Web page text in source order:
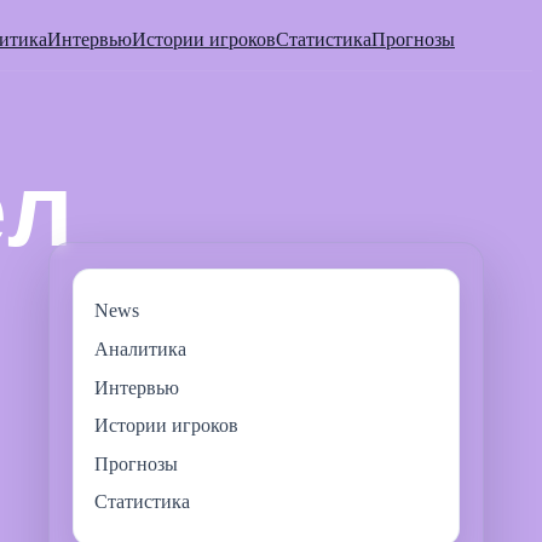
ИнтервьюИстории игроковСтатистикаПрогнозы
News
Аналитика
Интервью
Истории игроков
Прогнозы
Статистика